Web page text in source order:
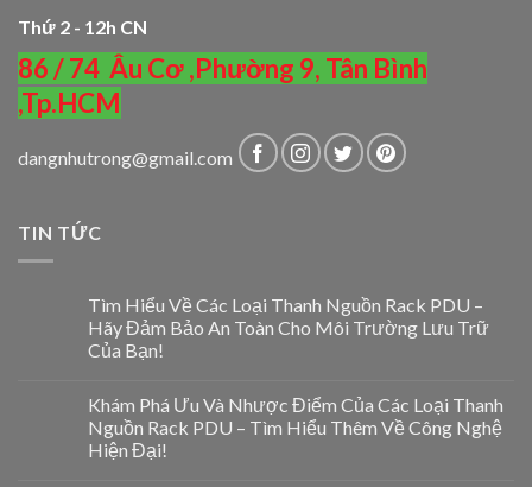
Thứ 2 - 12h CN
86 / 74 Âu Cơ ,Phường 9, Tân Bình
,Tp.HCM
dangnhutrong@gmail.com
TIN TỨC
Tìm Hiểu Về Các Loại Thanh Nguồn Rack PDU –
Hãy Đảm Bảo An Toàn Cho Môi Trường Lưu Trữ
Của Bạn!
Khám Phá Ưu Và Nhược Điểm Của Các Loại Thanh
Nguồn Rack PDU – Tìm Hiểu Thêm Về Công Nghệ
Hiện Đại!